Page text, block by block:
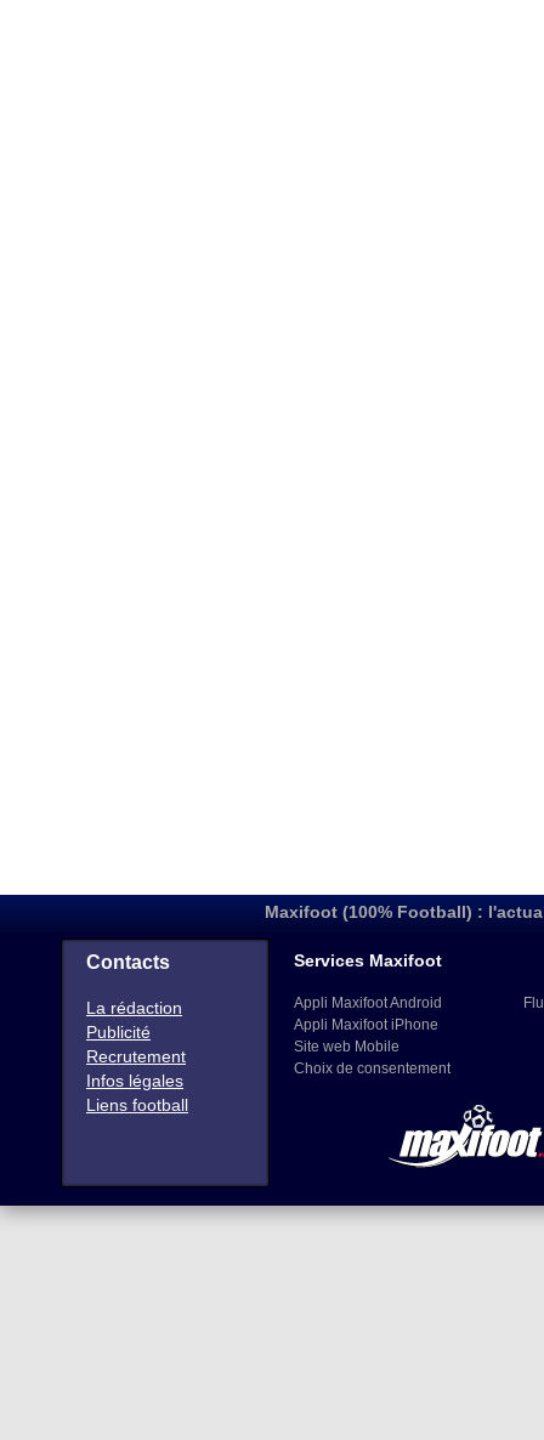
Maxifoot (100% Football) :
Contacts
La rédaction
Publicité
Recrutement
Infos légales
Liens football
Services Maxifoot
Appli Maxifoot Android
Appli Maxifoot iPhone
Site web Mobile
Choix de consentement